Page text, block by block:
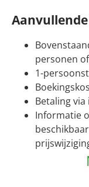
personen
1-
Betaling
Informatie